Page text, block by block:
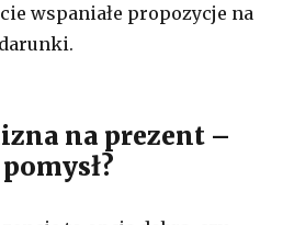
wspaniałe propozycje na
na prezent –